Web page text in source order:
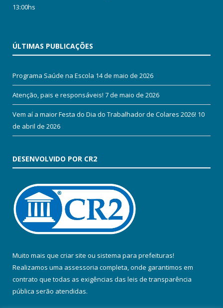
13:00hs
ÚLTIMAS PUBLICAÇÕES
Programa Saúde na Escola 14 de maio de 2026
Atenção, pais e responsáveis! 7 de maio de 2026
Vem aí a maior Festa do Dia do Trabalhador de Colares 2026! 10
de abril de 2026
DESENVOLVIDO POR CR2
Muito mais que criar site ou sistema para prefeituras!
Realizamos uma assessoria completa, onde garantimos em
contrato que todas as exigências das leis de transparência
pública serão atendidas.